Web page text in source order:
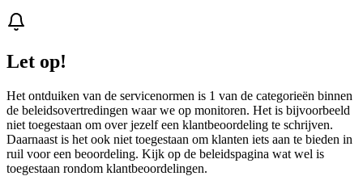
Let op!
Het ontduiken van de servicenormen is 1 van de categorieën binnen
de beleidsovertredingen waar we op monitoren. Het is bijvoorbeeld
niet toegestaan om over jezelf een klantbeoordeling te schrijven.
Daarnaast is het ook niet toegestaan om klanten iets aan te bieden in
ruil voor een beoordeling. Kijk op de beleidspagina wat wel is
toegestaan rondom klantbeoordelingen.